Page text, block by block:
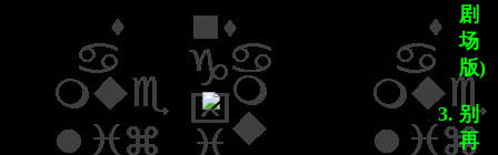
剧
场
版)
别
再